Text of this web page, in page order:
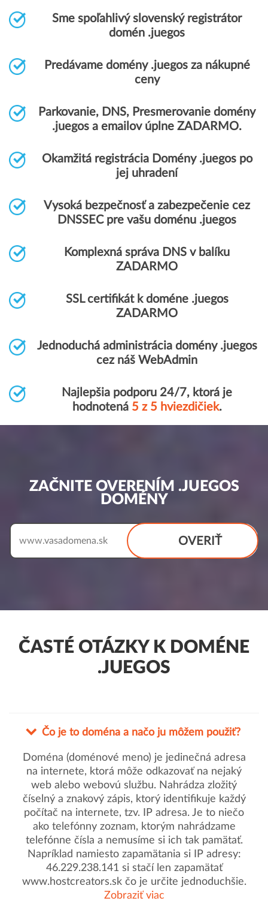
Sme spoľahlivý slovenský registrátor
domén .juegos
Predávame domény .juegos za nákupné
ceny
Parkovanie, DNS, Presmerovanie domény
.juegos a emailov úplne ZADARMO.
Okamžitá registrácia Domény .juegos po
jej uhradení
Vysoká bezpečnosť a zabezpečenie cez
DNSSEC pre vašu doménu .juegos
Komplexná správa DNS v balíku
ZADARMO
SSL certifikát k doméne .juegos
ZADARMO
Jednoduchá administrácia domény .juegos
cez náš WebAdmin
Najlepšia podporu 24/7, ktorá je
hodnotená 5 z 5 hviezdičiek.
ZAČNITE OVERENÍM .JUEGOS
DOMÉNY
OVERIŤ
www.
ČASTÉ OTÁZKY K DOMÉNE
.JUEGOS
Čo je to doména a načo ju môžem použiť?
Doména (doménové meno) je jedinečná adresa
na internete, ktorá môže odkazovať na nejaký
web alebo webovú službu. Nahrádza zložitý
číselný a znakový zápis, ktorý identifikuje každý
počítač na internete, tzv. IP adresa. Je to niečo
ako telefónny zoznam, ktorým nahrádzame
telefónne čísla a nemusíme si ich tak pamätať.
Napríklad namiesto zapamätania si IP adresy:
46.229.238.141 si stačí len zapamätať
www.hostcreators.sk čo je určite jednoduchšie.
Zobraziť viac